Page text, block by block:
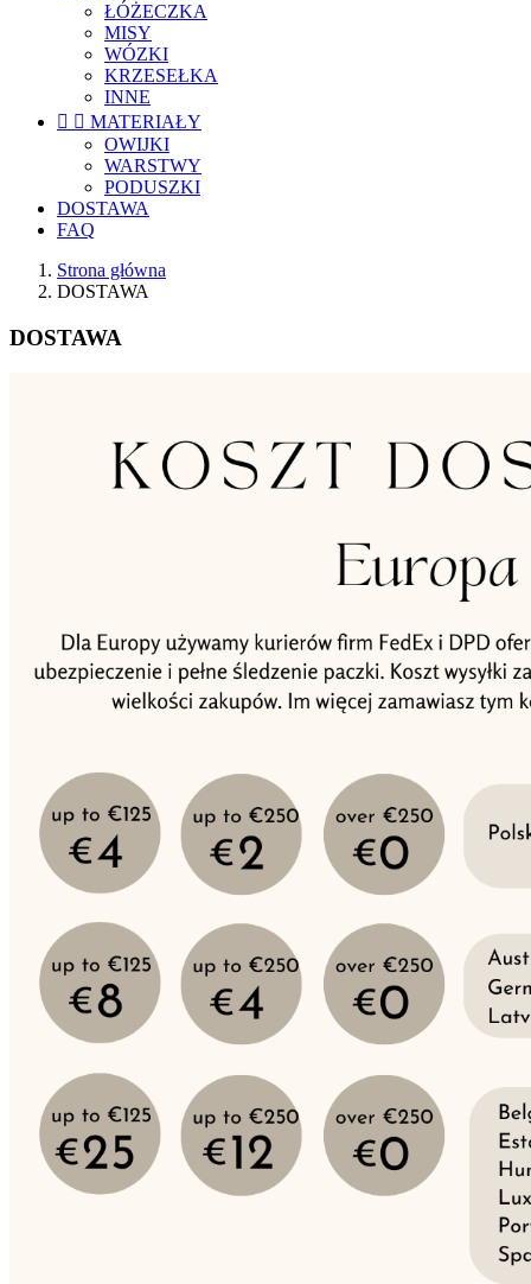
ŁÓŻECZKA
MISY
WÓZKI
KRZESEŁKA
INNE
  MATERIAŁY
OWIJKI
WARSTWY
PODUSZKI
DOSTAWA
FAQ
Strona główna
DOSTAWA
DOSTAWA